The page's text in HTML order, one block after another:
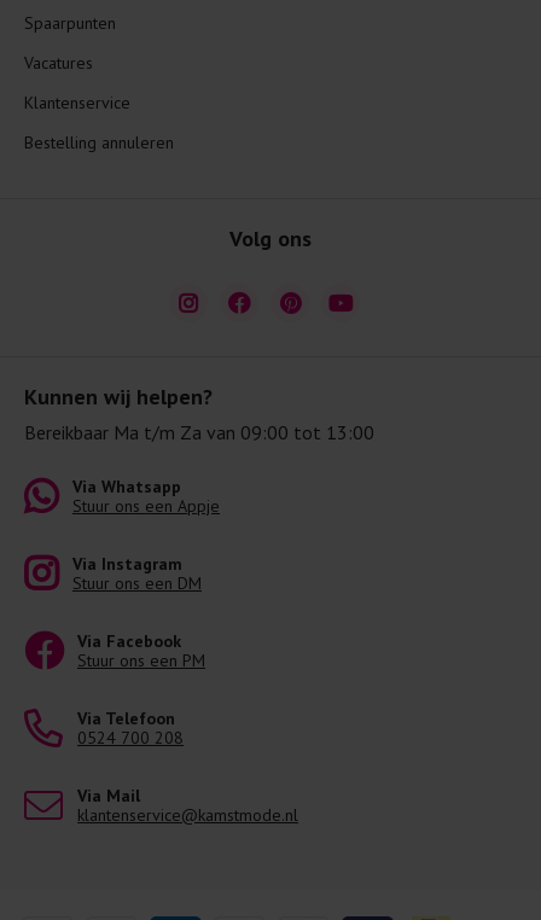
Kunnen wij helpen?
Bereikbaar Ma t/m Za van 09:00 tot 13:00
Via Whatsapp
Stuur ons een Appje
Via Instagram
Stuur ons een DM
Via Facebook
Stuur ons een PM
Via Telefoon
0524 700 208
Via Mail
klantenservice@kamstmode.nl
Spaarpunten
Vacatures
Klantenservice
Bestelling annuleren
Volg ons